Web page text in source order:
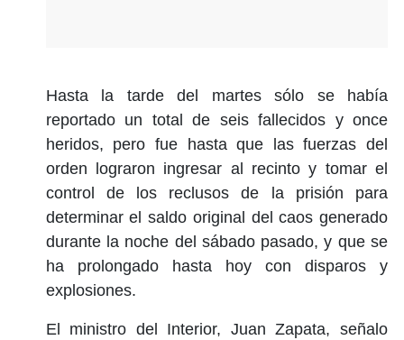
Hasta la tarde del martes sólo se había
reportado un total de seis fallecidos y once
heridos, pero fue hasta que las fuerzas del
orden lograron ingresar al recinto y tomar el
control de los reclusos de la prisión para
determinar el saldo original del caos generado
durante la noche del sábado pasado, y que se
ha prolongado hasta hoy con disparos y
explosiones.
El ministro del Interior, Juan Zapata, señalo